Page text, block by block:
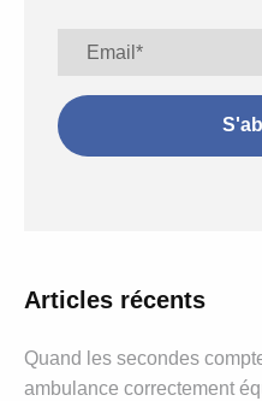
Articles récents
Quand les secondes
ambulance correctement